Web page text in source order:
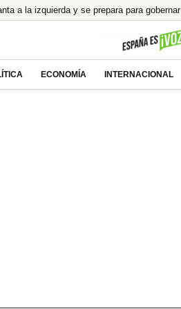
a la izquierda y se prepara para gobernar
a Ayuso por el ático de lujo en Chamberí
el eclipse total en directo
y menos si uno es de ahí»
ECONOMÍA INTERNACIONAL